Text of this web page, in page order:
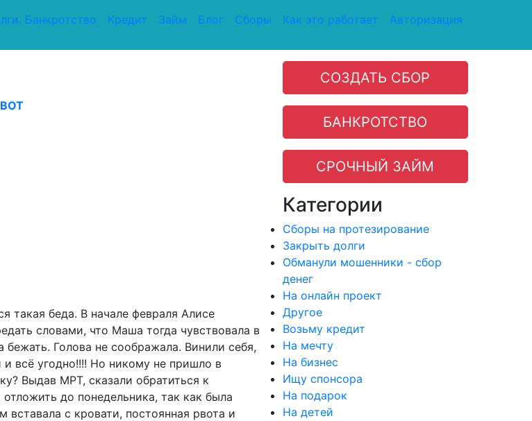
Банкротство Кредит Займ Блог Сборы Как это работает Авторизация
такая беда. В начале февраля Алисе
словами, что Маша тогда чувствовала в
Голова не соображала. Винили себя,
и всё угодно!!!! Но никому не пришло в
Выдав МРТ, сказали обратиться к
до понедельника, так как была
с кровати, постоянная рвота и
СОЗДАТЬ СБОР
БАНКРОТСТВО
СРОЧНЫЙ ЗАЙМ
Категории
Сборы на протезирование
Закрыть долги
Обманули мошенники - сбор
денег
На онлайн проект
Другое
Возьму кредит
На мечту
На бизнес
Ищу спонсора
На подарок
На детей